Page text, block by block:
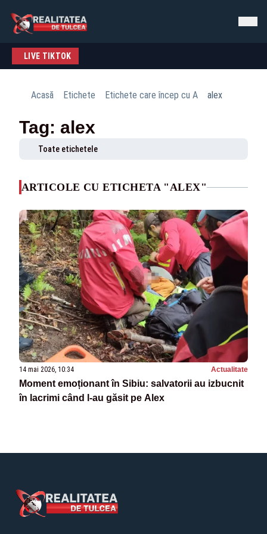
LIVE TIKTOK
Acasă Etichete Etichete care încep cu A alex
Tag: alex
Toate etichetele
ARTICOLE CU ETICHETA "ALEX"
14 mai 2026, 10:34 Actualitate
Moment emoționant în Sibiu: salvatorii au izbucnit
în lacrimi când l-au găsit pe Alex